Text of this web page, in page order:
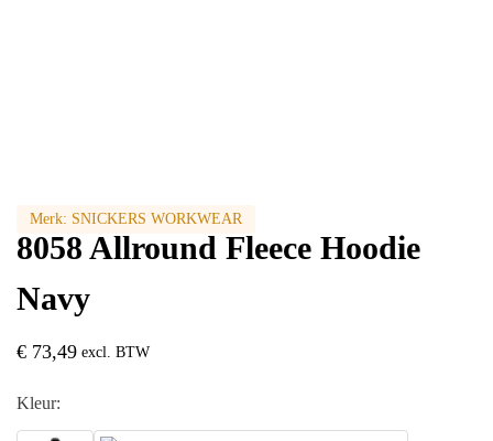
Merk: SNICKERS WORKWEAR
8058 Allround Fleece Hoodie
Navy
€ 73,49 excl. BTW
Kleur: